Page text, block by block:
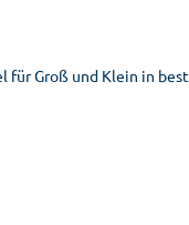
Groß und Klein in